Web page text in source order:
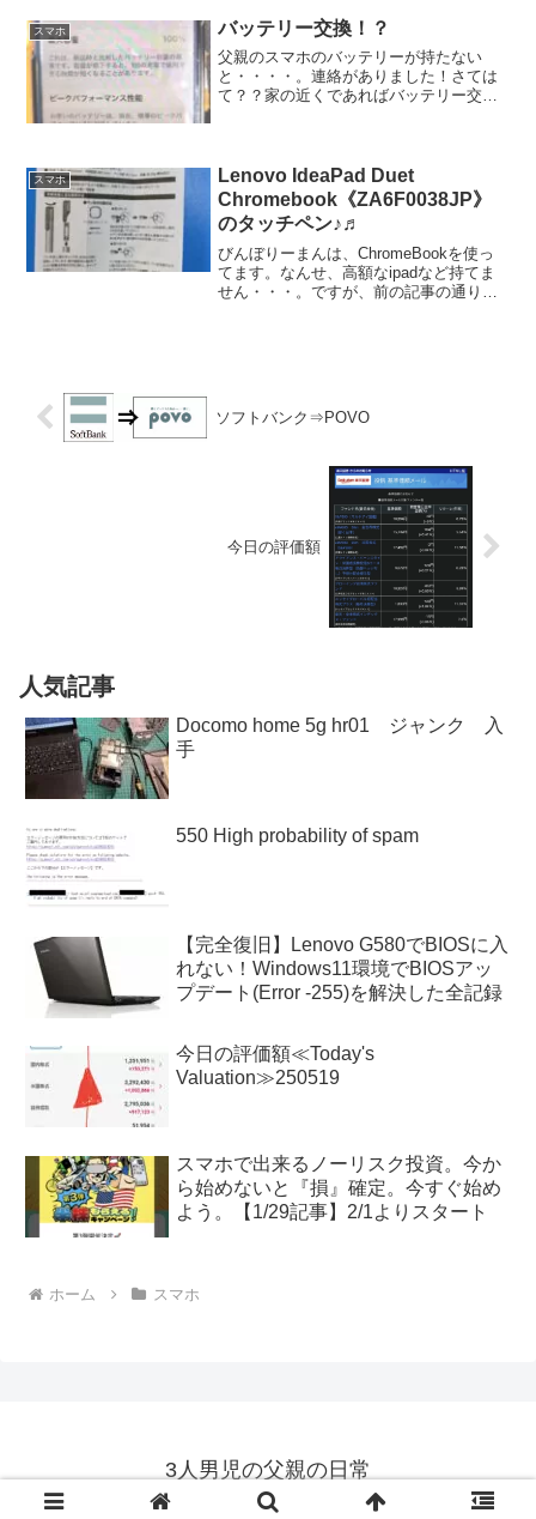
さんが病院に来てから出...
スマホ バッテリー交換！？
父親のスマホのバッテリーが持たない
と・・・・。連絡がありました！さては
て？？家の近くであればバッテリー交換
のばしてちょっと先まで足を...
スマホ
Lenovo IdeaPad Duet
Chromebook《ZA6F0038JP》
のタッチペン♪♬
びんぼりーまんは、ChromeBookを使っ
てます。なんせ、高額なipadなど持てま
せん・・・。ですが、前の記事の通りに
ソフトバンク⇒POVO
今日の評価額
人気記事
Docomo home 5g hr01 ジャンク 入
手
550 High probability of spam
【完全復旧】Lenovo G580でBIOSに入
れない！Windows11環境でBIOSアッ
プデート(Error -255)を解決した全記録
今日の評価額≪Today's
Valuation≫250519
スマホで出来るノーリスク投資。今か
ら始めないと『損』確定。今すぐ始め
よう。【1/29記事】2/1よりスタート
ホーム スマホ
3人男児の父親の日常
© 2018 3人男児の父親の日常.